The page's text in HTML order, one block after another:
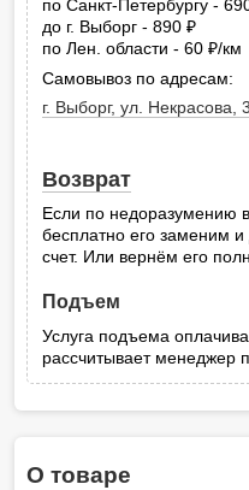
по Санкт-Петербургу -
до г. Выборг - 890
по Лен. области - 60
руб.
/км
Самовывоз по адресам:
г. Выборг, ул. Некрасова,
Возврат
Если по недоразумению
бесплатно его заменим
счет. Или вернём его
Подъем
Услуга подъема
рассчитывает менеджер
О товаре